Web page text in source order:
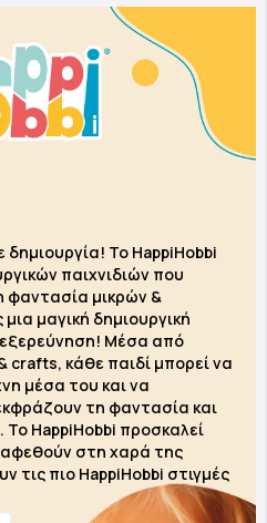
Το HappiHobbi
παιχνιδιών που
φαντασία μικρών &
μαγική δημιουργική
Μέσα από
crafts, κάθε παιδί μπορεί να
μέσα του και να
τη φαντασία και
HappiHobbi προσκαλεί
αφεθούν στη χαρά της
τις πιο HappiHobbi στιγμές